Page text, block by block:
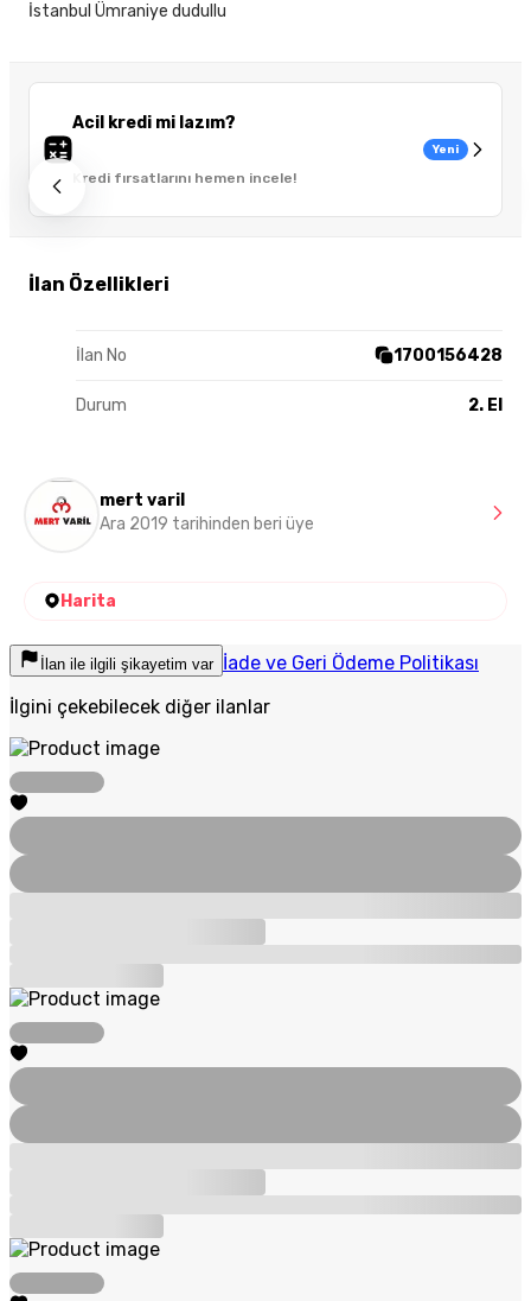
Acil kredi mi lazım?
Kredi fırsatlarını hemen incele!
Yeni
İlan Özellikleri
İlan No 1700156428
Durum 2. El
İstanbul Ümraniye dudullu
mert varil
Ara 2019 tarihinden beri üye
Harita
İlan ile ilgili şikayetim var İade ve Geri Ödeme Politikası
İlgini çekebilecek diğer ilanlar